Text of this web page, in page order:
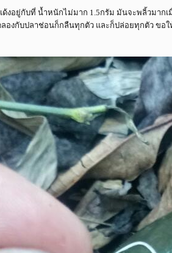
งอยู่กับที่ น้ำหนักไม่มาก 1.5กรัม มันจะพลิ้วมาก
องกับปลาช่อนก็กลืนทุกตัว และก็ปล่อยทุกตัว ขอ